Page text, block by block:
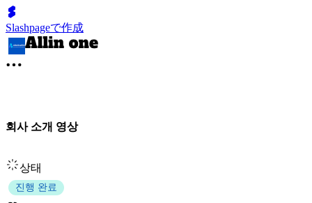
Slashpageで作成
회사 소개 영상
상태
진행 완료